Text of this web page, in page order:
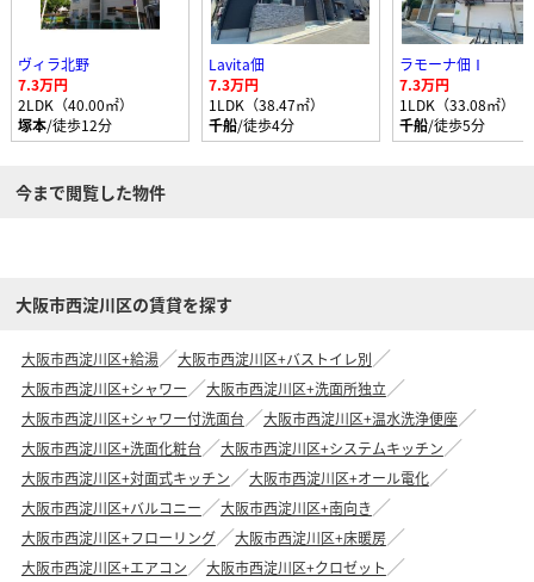
ヴィラ北野
7.3万円
2LDK（40.00㎡）
塚本/徒歩12分
Lavita佃
7.3万円
1LDK（38.47㎡）
千船/徒歩4分
ラモーナ佃Ⅰ
7.3万円
1LDK（33.08㎡）
千船/徒歩5分
今まで閲覧した物件
大阪市西淀川区の賃貸を探す
大阪市西淀川区+給湯
大阪市西淀川区+バストイレ別
大阪市西淀川区+シャワー
大阪市西淀川区+洗面所独立
大阪市西淀川区+シャワー付洗面台
大阪市西淀川区+温水洗浄便座
大阪市西淀川区+洗面化粧台
大阪市西淀川区+システムキッチン
大阪市西淀川区+対面式キッチン
大阪市西淀川区+オール電化
大阪市西淀川区+バルコニー
大阪市西淀川区+南向き
大阪市西淀川区+フローリング
大阪市西淀川区+床暖房
大阪市西淀川区+エアコン
大阪市西淀川区+クロゼット